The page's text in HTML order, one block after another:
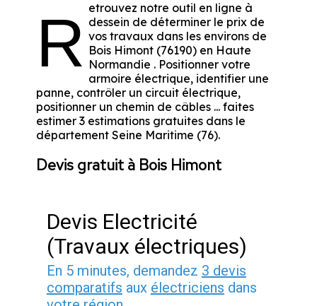
R etrouvez notre outil en ligne à
dessein de déterminer le prix de
vos travaux dans les environs de
Bois Himont (76190) en Haute
Normandie . Positionner votre
armoire électrique, identifier une
panne, contrôler un circuit électrique,
positionner un chemin de câbles ... faites
estimer 3 estimations gratuites dans le
département Seine Maritime (76).
Devis gratuit à Bois Himont
Devis Electricité
(Travaux électriques)
En 5 minutes, demandez 3 devis
comparatifs aux électriciens dans